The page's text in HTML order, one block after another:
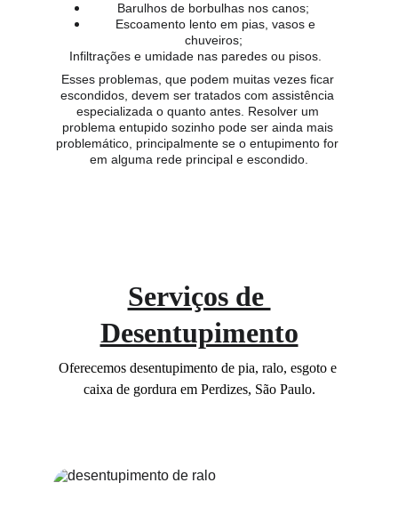
Barulhos de borbulhas nos canos;
Escoamento lento em pias, vasos e
chuveiros;
Infiltrações e umidade nas paredes ou pisos.
Esses problemas, que podem muitas vezes ficar
escondidos, devem ser tratados com assistência
especializada o quanto antes. Resolver um
problema entupido sozinho pode ser ainda mais
problemático, principalmente se o entupimento for
em alguma rede principal e escondido.
Serviços de
Desentupimento
Oferecemos desentupimento de pia, ralo, esgoto e
caixa de gordura em Perdizes, São Paulo.